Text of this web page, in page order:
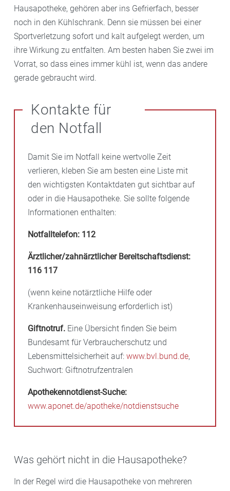
Hausapotheke, gehören aber ins Gefrierfach, besser
noch in den Kühlschrank. Denn sie müssen bei einer
Sportverletzung sofort und kalt aufgelegt werden, um
ihre Wirkung zu entfalten. Am besten haben Sie zwei im
Vorrat, so dass eines immer kühl ist, wenn das andere
gerade gebraucht wird.
Kontakte für
den Notfall
Damit Sie im Notfall keine wertvolle Zeit
verlieren, kleben Sie am besten eine Liste mit
den wichtigsten Kontaktdaten gut sichtbar auf
oder in die Hausapotheke. Sie sollte folgende
Informationen enthalten:
Notfalltelefon: 112
Ärztlicher/zahnärztlicher Bereitschaftsdienst:
116 117
(wenn keine notärztliche Hilfe oder
Krankenhauseinweisung erforderlich ist)
Giftnotruf. Eine Übersicht finden Sie beim
Bundesamt für Verbraucherschutz und
Lebensmittelsicherheit auf: www.bvl.bund.de,
Suchwort: Giftnotrufzentralen
Apothekennotdienst-Suche:
www.aponet.de/apotheke/notdienstsuche
Was gehört nicht in die Hausapotheke?
In der Regel wird die Hausapotheke von mehreren